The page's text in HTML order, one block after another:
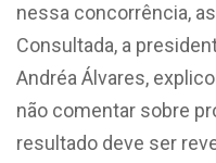
nessa concorrência,
Consultada, a
Andréa Álvares,
não comentar sobre
resultado deve ser